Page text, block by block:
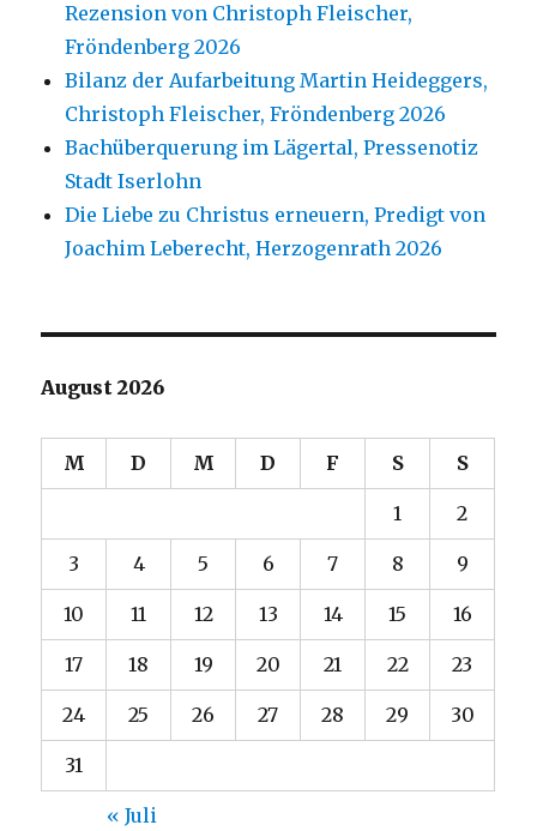
Rezension von Christoph Fleischer,
Fröndenberg 2026
Bilanz der Aufarbeitung Martin Heideggers,
Christoph Fleischer, Fröndenberg 2026
Bachüberquerung im Lägertal, Pressenotiz
Stadt Iserlohn
Die Liebe zu Christus erneuern, Predigt von
Joachim Leberecht, Herzogenrath 2026
August 2026
M D M D F S S
1 2
3 4 5 6 7 8 9
10 11 12 13 14 15 16
17 18 19 20 21 22 23
24 25 26 27 28 29 30
31
« Juli